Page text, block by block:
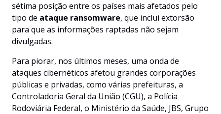
sétima posição entre os países mais afetados pelo
tipo de ataque ransomware, que inclui extorsão
para que as informações raptadas não sejam
divulgadas.
Para piorar, nos últimos meses, uma onda de
ataques cibernéticos afetou grandes corporações
públicas e privadas, como várias prefeituras, a
Controladoria Geral da União (CGU), a Polícia
Rodoviária Federal, o Ministério da Saúde, JBS, Grupo